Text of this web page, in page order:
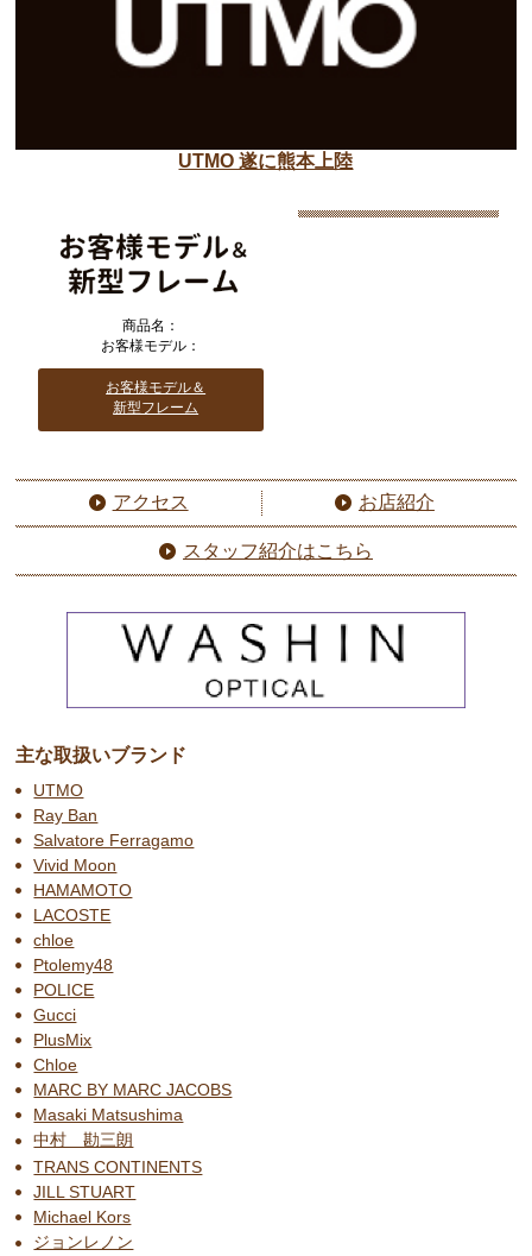
UTMO 遂に熊本上陸
商品名：
お客様モデル：
お客様モデル＆
新型フレーム
アクセス お店紹介
スタッフ紹介はこちら
主な取扱いブランド
UTMO
Ray Ban
Salvatore Ferragamo
Vivid Moon
HAMAMOTO
LACOSTE
chloe
Ptolemy48
POLICE
Gucci
PlusMix
Chloe
MARC BY MARC JACOBS
Masaki Matsushima
中村 勘三朗
TRANS CONTINENTS
JILL STUART
Michael Kors
ジョンレノン